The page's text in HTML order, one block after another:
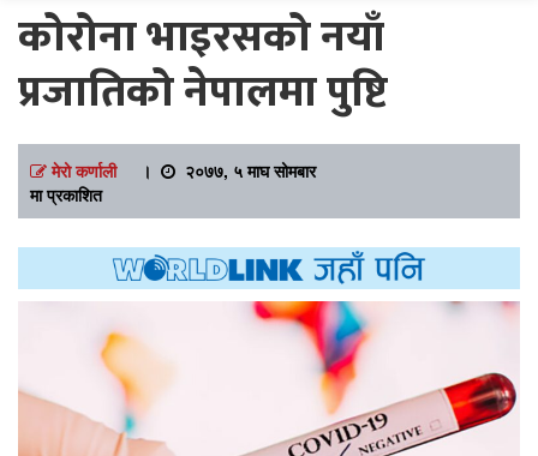
कोरोना भाइरसको नयाँ
प्रजातिको नेपालमा पुष्टि
मेरो कर्णाली।
२०७७, ५ माघ सोमबार
मा प्रकाशित